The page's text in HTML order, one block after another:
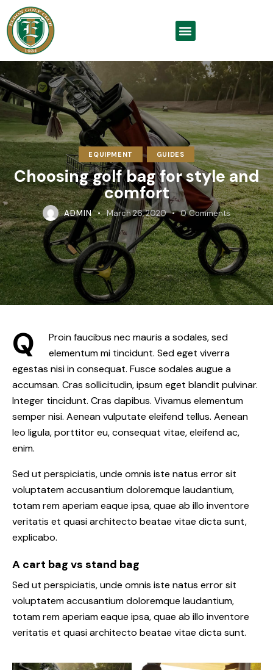
EQUIPMENT GUIDES
Choosing golf bag for style and
comfort
ADMIN March 26, 2020 0 Comments
Q
Proin faucibus nec mauris a sodales, sed
elementum mi tincidunt. Sed eget viverra
egestas nisi in consequat. Fusce sodales augue a
accumsan. Cras sollicitudin, ipsum eget blandit pulvinar.
Integer tincidunt. Cras dapibus. Vivamus elementum
semper nisi. Aenean vulputate eleifend tellus. Aenean
leo ligula, porttitor eu, consequat vitae, eleifend ac,
enim.
Sed ut perspiciatis, unde omnis iste natus error sit
voluptatem accusantium doloremque laudantium,
totam rem aperiam eaque ipsa, quae ab illo inventore
veritatis et quasi architecto beatae vitae dicta sunt,
explicabo.
A cart bag vs stand bag
Sed ut perspiciatis, unde omnis iste natus error sit
voluptatem accusantium doloremque laudantium,
totam rem aperiam eaque ipsa, quae ab illo inventore
veritatis et quasi architecto beatae vitae dicta sunt.